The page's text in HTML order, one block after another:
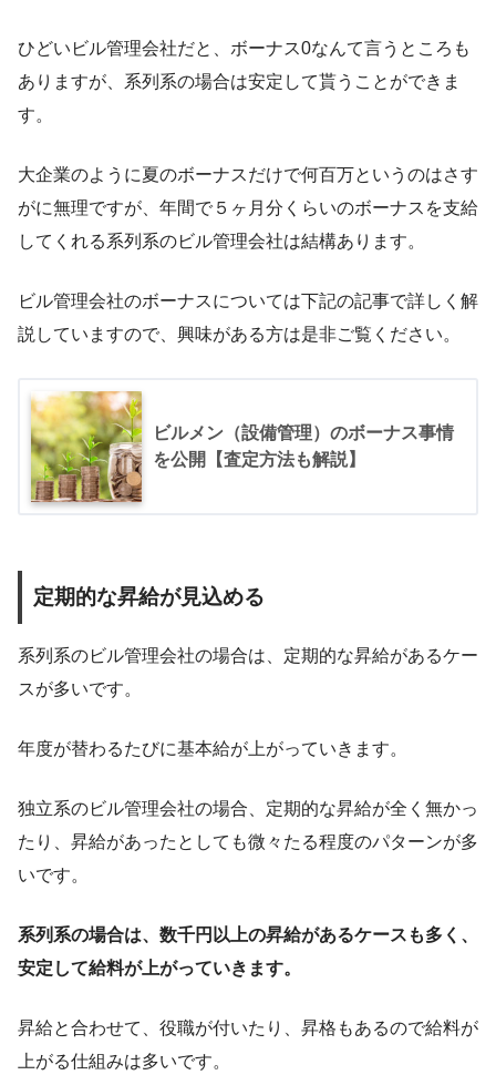
ひどいビル管理会社だと、ボーナス0なんて言うところも
ありますが、系列系の場合は安定して貰うことができま
す。
大企業のように夏のボーナスだけで何百万というのはさす
がに無理ですが、年間で５ヶ月分くらいのボーナスを支給
してくれる系列系のビル管理会社は結構あります。
ビル管理会社のボーナスについては下記の記事で詳しく解
説していますので、興味がある方は是非ご覧ください。
ビルメン（設備管理）のボーナス事情
を公開【査定方法も解説】
定期的な昇給が見込める
系列系のビル管理会社の場合は、定期的な昇給があるケー
スが多いです。
年度が替わるたびに基本給が上がっていきます。
独立系のビル管理会社の場合、定期的な昇給が全く無かっ
たり、昇給があったとしても微々たる程度のパターンが多
いです。
系列系の場合は、数千円以上の昇給があるケースも多く、
安定して給料が上がっていきます。
昇給と合わせて、役職が付いたり、昇格もあるので給料が
上がる仕組みは多いです。